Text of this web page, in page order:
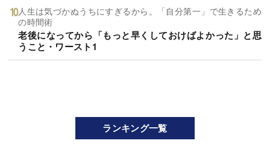
人生は気づかぬうちにすぎるから。「自分第一」で生きるため
の時間術
老後になってから「もっと早くしておけばよかった」と思
うこと・ワースト1
ランキング一覧